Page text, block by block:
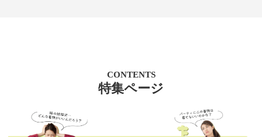
CONTENTS
特集ページ